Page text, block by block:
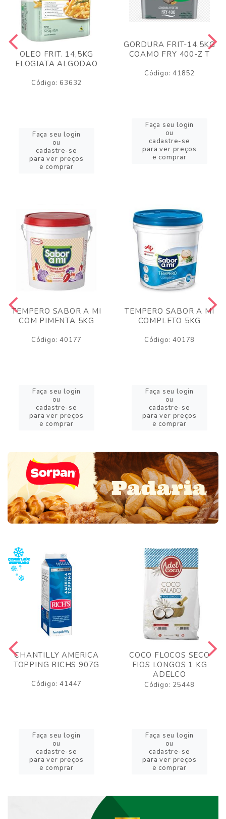
OLEO FRIT. 14,5KG
ELOGIATA ALGODAO
Código: 63632
Faça seu login
ou
cadastre-se
para ver preços
e comprar
GORDURA FRIT-14,5KG
COAMO FRY 400-Z T
Código: 41852
Faça seu login
ou
cadastre-se
para ver preços
e comprar
TEMPERO SABOR A MI
COM PIMENTA 5KG
Código: 40177
Faça seu login
ou
cadastre-se
para ver preços
e comprar
TEMPERO SABOR A MI
COMPLETO 5KG
Código: 40178
Faça seu login
ou
cadastre-se
para ver preços
e comprar
CHANTILLY AMERICA
TOPPING RICHS 907G
Código: 41447
Faça seu login
ou
cadastre-se
para ver preços
e comprar
COCO FLOCOS SECO
FIOS LONGOS 1 KG
ADELCO
Código: 25448
Faça seu login
ou
cadastre-se
para ver preços
e comprar